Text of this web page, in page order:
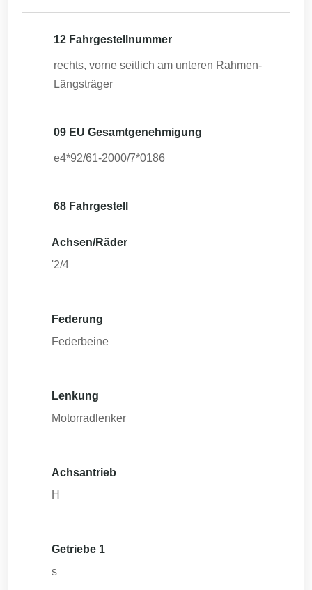
12 Fahrgestellnummer
rechts, vorne seitlich am unteren Rahmen-
Längsträger
09 EU Gesamtgenehmigung
e4*92/61-2000/7*0186
68 Fahrgestell
Achsen/Räder
'2/4
Federung
Federbeine
Lenkung
Motorradlenker
Achsantrieb
H
Getriebe 1
s